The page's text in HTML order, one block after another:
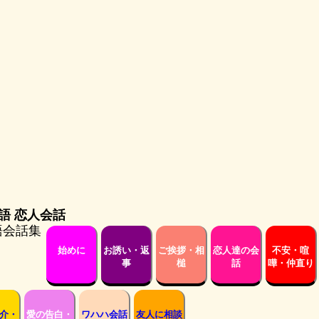
恋人会話
始めに
お誘い・返
事
ご挨拶・相
槌
恋人達の会
話
不安・喧
嘩・仲直り
・ 愛の告白・ ワハハ会話 友人に相談